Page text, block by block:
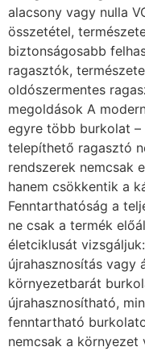
alacsony vagy nulla
összetétel,
biztonságosabb
ragasztók,
oldószermentes
megoldások A
egyre több burkolat –
telepíthető ragasztó
rendszerek nemcsak
hanem csökkentik a
Fenntarthatóság a
ne csak a termék
életciklusát
újrahasznosítás vagy
környezetbarát
újrahasznosítható,
fenntartható
nemcsak a környezet